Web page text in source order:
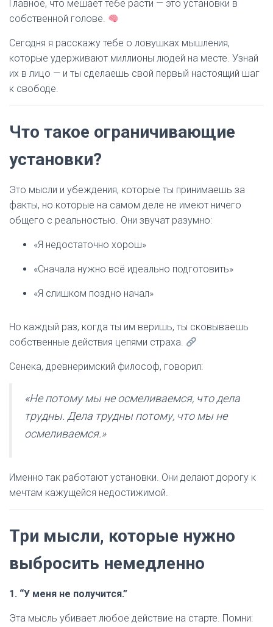
Главное, что мешает тебе расти — это установки в
собственной голове.
Сегодня я расскажу тебе о ловушках мышления,
которые удерживают миллионы людей на месте. Узнай
их в лицо — и ты сделаешь свой первый настоящий шаг
к свободе.
Что такое ограничивающие
установки?
Это мысли и убеждения, которые ты принимаешь за
факты, но которые на самом деле не имеют ничего
общего с реальностью. Они звучат разумно:
«Я недостаточно хорош»
«Сначала нужно всё идеально подготовить»
«Я слишком поздно начал»
Но каждый раз, когда ты им веришь, ты сковываешь
собственные действия цепями страха.
Сенека, древнеримский философ, говорил:
«Не потому мы не осмеливаемся, что дела
трудны. Дела трудны потому, что мы не
осмеливаемся.»
Именно так работают установки. Они делают дорогу к
мечтам кажущейся недостижимой.
Три мысли, которые нужно
выбросить немедленно
1. “У меня не получится.”
Эта мысль убивает любое действие на старте. Помни: